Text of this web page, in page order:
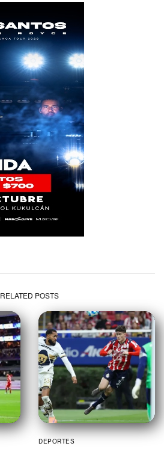
RELATED POSTS
DEPORTES